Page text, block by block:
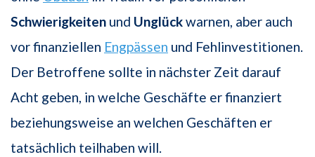
Schwierigkeiten und Unglückwarnen, aber auch
vor finanziellen Engpässen und Fehlinvestitionen.
Der Betroffene sollte in nächster Zeit darauf
Acht geben, in welche Geschäfte er finanziert
beziehungsweise an welchen Geschäften er
tatsächlich teilhaben will.